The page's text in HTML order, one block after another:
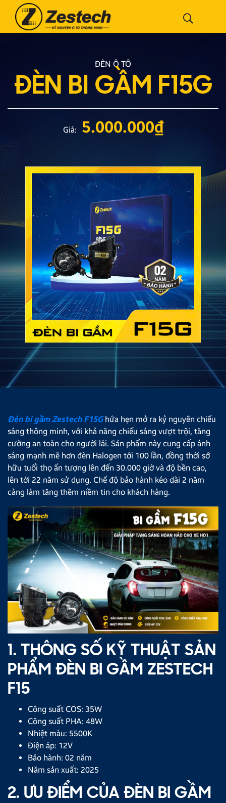
ĐÈN Ô TÔ
ĐÈN BI GẦM F15G
Giá: 5.000.000₫
Đèn bi gầm Zestech F15Ghứa hẹn mở ra kỷ nguyên chiếu
sáng thông minh, với khả năng chiếu sáng vượt trội, tăng
cường an toàn cho người lái. Sản phẩm này cung cấp ánh
sáng mạnh mẽ hơn đèn Halogen tới 100 lần, đồng thời sở
hữu tuổi thọ ấn tượng lên đến 30.000 giờ và độ bền cao,
lên tới 22 năm sử dụng. Chế độ bảo hành kéo dài 2 năm
càng làm tăng thêm niềm tin cho khách hàng.
1. THÔNG SỐ KỸ THUẬT SẢN
PHẨM ĐÈN BI GẦM ZESTECH
F15
Công suất COS: 35W
Công suất PHA: 48W
Nhiệt màu: 5500K
Điện áp: 12V
Bảo hành: 02 năm
Năm sản xuất: 2025
2. ƯU ĐIỂM CỦA ĐÈN BI GẦM